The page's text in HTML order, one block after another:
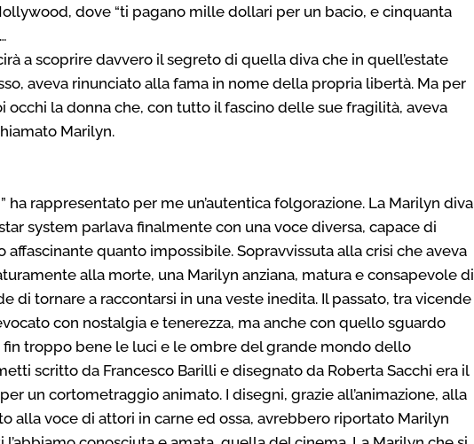
dove “ti pagano mille dollari per un bacio, e cinquanta
a scoprire davvero il segreto di quella diva che in quell’estate
aveva rinunciato alla fama in nome della propria libertà. Ma per
occhi la donna che, con tutto il fascino delle sue fragilità, aveva
Marilyn.
ha rappresentato per me un’autentica folgorazione. La Marilyn diva
system parlava finalmente con una voce diversa, capace di
affascinante quanto impossibile. Sopravvissuta alla crisi che aveva
alla morte, una Marilyn anziana, matura e consapevole di
di tornare a raccontarsi in una veste inedita. Il passato, tra vicende
con nostalgia e tenerezza, ma anche con quello sguardo
troppo bene le luci e le ombre del grande mondo dello
scritto da Francesco Barilli e disegnato da Roberta Sacchi era il
un cortometraggio animato. I disegni, grazie all’animazione, alla
alla voce di attori in carne ed ossa, avrebbero riportato Marilyn